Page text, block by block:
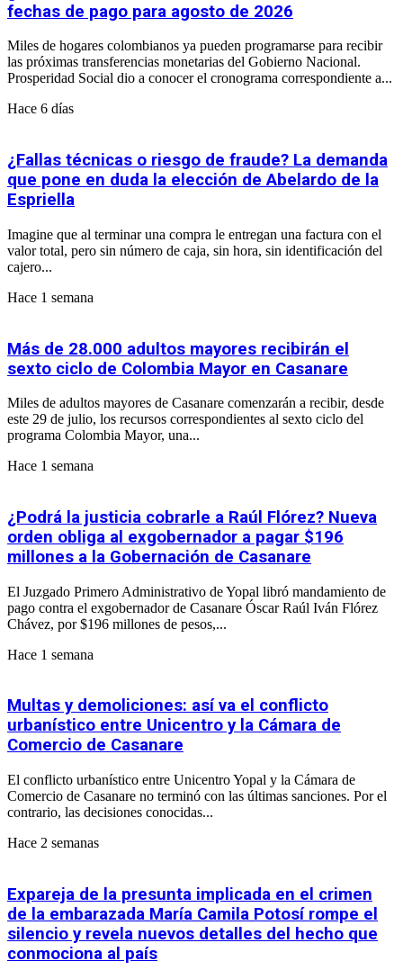
fechas de pago para agosto de 2026
Miles de hogares colombianos ya pueden programarse para recibir
las próximas transferencias monetarias del Gobierno Nacional.
Prosperidad Social dio a conocer el cronograma correspondiente a...
Hace 6 días
¿Fallas técnicas o riesgo de fraude? La demanda
que pone en duda la elección de Abelardo de la
Espriella
Imagine que al terminar una compra le entregan una factura con el
valor total, pero sin número de caja, sin hora, sin identificación del
cajero...
Hace 1 semana
Más de 28.000 adultos mayores recibirán el
sexto ciclo de Colombia Mayor en Casanare
Miles de adultos mayores de Casanare comenzarán a recibir, desde
este 29 de julio, los recursos correspondientes al sexto ciclo del
programa Colombia Mayor, una...
Hace 1 semana
¿Podrá la justicia cobrarle a Raúl Flórez? Nueva
orden obliga al exgobernador a pagar $196
millones a la Gobernación de Casanare
El Juzgado Primero Administrativo de Yopal libró mandamiento de
pago contra el exgobernador de Casanare Óscar Raúl Iván Flórez
Chávez, por $196 millones de pesos,...
Hace 1 semana
Multas y demoliciones: así va el conflicto
urbanístico entre Unicentro y la Cámara de
Comercio de Casanare
El conflicto urbanístico entre Unicentro Yopal y la Cámara de
Comercio de Casanare no terminó con las últimas sanciones. Por el
contrario, las decisiones conocidas...
Hace 2 semanas
Expareja de la presunta implicada en el crimen
de la embarazada María Camila Potosí rompe el
silencio y revela nuevos detalles del hecho que
conmociona al país